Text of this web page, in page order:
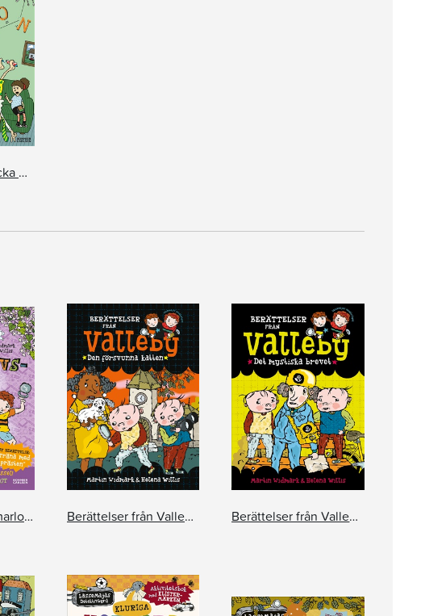
En helt vanlig vecka med familjen Jansson
LasseMajas sommarlovsbok. Träna med Prästen Berättelser från Valleby. Den försvunna katten Berättelser från Valleby. Det mystiska brevet